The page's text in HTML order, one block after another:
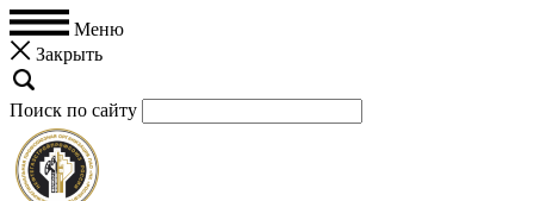
Меню
Закрыть
Поиск по сайту